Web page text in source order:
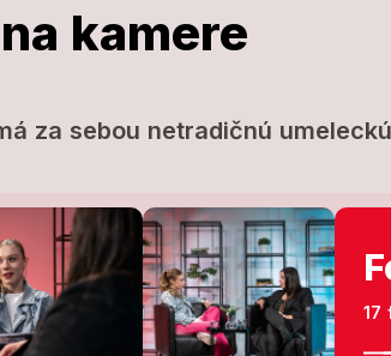
kamere
za sebou netradičnú
so
aj
Ľudia
že ťa
17